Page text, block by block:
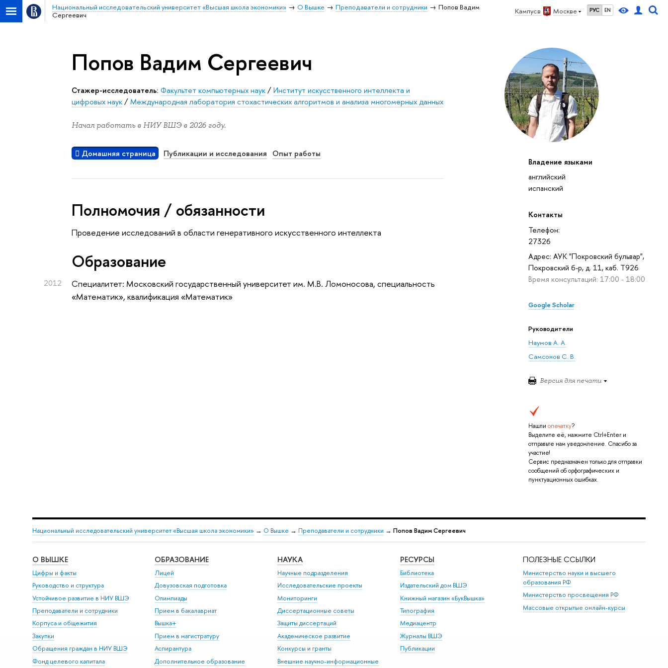
Кампус в Москве РУС EN
Национальный исследовательский университет «Высшая школа экономики» О Вышке Преподаватели и сотрудники
Попов Вадим
Сергеевич
Владение языками
английский
испанский
Контакты
Телефон:
27326
Адрес: АУК "Покровский бульвар",
Покровский б-р, д. 11, каб. T926
Время консультаций: 17:00 - 18:00
Google Scholar
Руководители
Наумов А. А.
Самсонов С. В.
Версия для печати
Нашли опечатку?
Выделите её, нажмите Ctrl+Enter и
отправьте нам уведомление. Спасибо за
участие!
Сервис предназначен только для отправки
сообщений об орфографических и
пунктуационных ошибках.
Попов Вадим Сергеевич
Стажер-исследователь: Факультет компьютерных наук/Институт искусственного интеллекта и
цифровых наук/Международная лаборатория стохастических алгоритмов и анализа многомерных данных
Начал работать в НИУ ВШЭ в 2026 году.
Домашняя страница Публикации и исследования Опыт работы
Полномочия / обязанности
Проведение исследований в области генеративного искусственного интеллекта
Oбразование
2012
Специалитет: Московский государственный университет им. М.В. Ломоносова, специальность
«Математик», квалификация «Математик»
Национальный исследовательский университет «Высшая школа экономики» → О Вышке → Преподаватели и сотрудники → Попов Вадим Сергеевич
О ВЫШКЕ
Цифры и факты
Руководство и структура
Устойчивое развитие в НИУ ВШЭ
Преподаватели и сотрудники
Корпуса и общежития
Закупки
Обращения граждан в НИУ ВШЭ
Фонд целевого капитала
ОБРАЗОВАНИЕ
Лицей
Довузовская подготовка
Олимпиады
Прием в бакалавриат
Вышка+
Прием в магистратуру
Аспирантура
Дополнительное образование
НАУКА
Научные подразделения
Исследовательские проекты
Мониторинги
Диссертационные советы
Защиты диссертаций
Академическое развитие
Конкурсы и гранты
Внешние научно-информационные
РЕСУРСЫ
Библиотека
Издательский дом ВШЭ
Книжный магазин «БукВышка»
Типография
Медиацентр
Журналы ВШЭ
Публикации
ПОЛЕЗНЫЕ ССЫЛКИ
Министерство науки и высшего
образования РФ
Министерство просвещения РФ
Массовые открытые онлайн-курсы